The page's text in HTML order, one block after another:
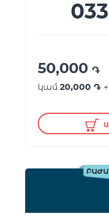
50,000 ֏
կամ 20,000 ֏